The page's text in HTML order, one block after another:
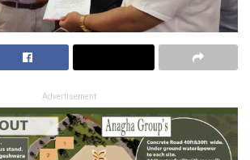
Advertisement